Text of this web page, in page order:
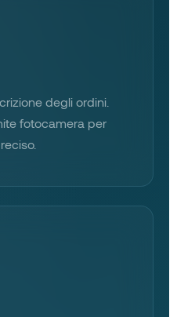
degli ordini.
fotocamera per